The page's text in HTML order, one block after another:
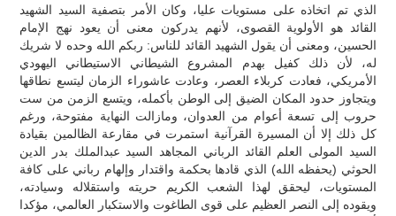
الذي تم اتخاذه على مستويات عليا، وكان الأمر بتصفية السيد الشهيد
القائد هو الأولوية القصوى، لأنهم يدركون معنى أن يعود نهج الإمام
الحسين، ومعنى أن يقول الشهيد القائد للناس: ربكم الله وحده لا شريك
له، لأن ذلك كفيل بهدم المشروع الشيطاني الاستيطاني اليهودي
الأمريكي، فعادت كربلاء العصر، وعادت عاشوراء الزمان ليتسع نطاقها
ويتجاوز حدود المكان الضيق إلى الوطن بأكمله، ويتسع الزمن من ست
حروب إلى تسعة أعوام من العدوان، ومازالت النهاية مفتوحة، ورغم
كل ذلك إلا أن المسيرة القرآنية استمرت في مقارعة الظالمين بقيادة
السيد المولى العلم القائد الرباني المجاهد السيد عبدالملك بدر الدين
الحوثي (يحفظه الله) الذي قادها بحكمة واقتدار وإلهام رباني على كافة
المستويات، ليحقق لهذا الشعب الكريم حريته واستقلاله وسيادته،
ويقوده إلى النصر العظيم على قوى الطاغوت والاستكبار العالمي، مؤكدا